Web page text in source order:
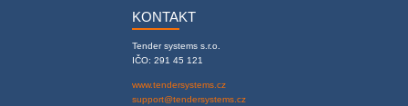
KONTAKT
Tender systems s.r.o.
IČO: 291 45 121
www.tendersystems.cz
support@tendersystems.cz